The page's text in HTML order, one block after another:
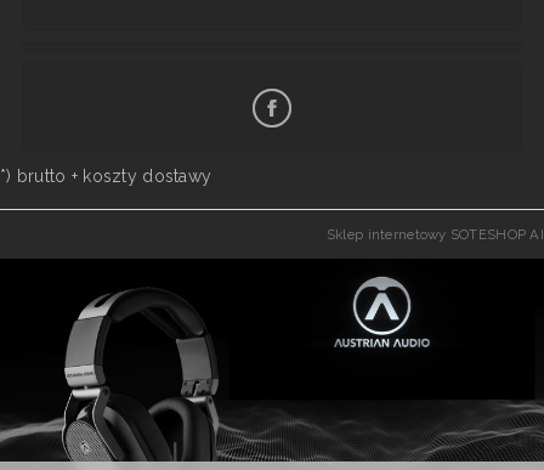
*) brutto + koszty dostawy
Sklep internetowy SOTESHOP AI